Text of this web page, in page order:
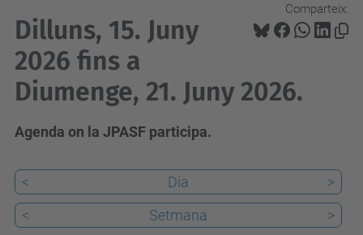
Comparteix:
Dilluns, 15. Juny
2026 fins a
Diumenge, 21. Juny 2026.
Agenda on la JPASF participa.
< Dia
>
<
Setmana
>